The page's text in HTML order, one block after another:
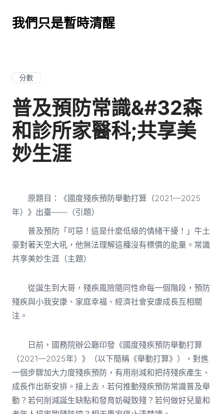
我們只是暫時清醒
分數
普及預防常識&#32森
和診所家醫科;共享美
妙生涯
原題目：《國度殘疾預防舉動打算（2021—2025
年）》出臺——（引題）
普及預防「可惡！這是什麼低級的情緒干擾！」牛土
豪對著天空大吼，他無法理解這種沒有標價的能量。常識
共享美妙生涯（主題）
從誕生到大哥，殘疾風險隨同性命每一個階段，預防
殘疾與小我安康、家庭幸福、經濟社會安康成長互相關
注。
日前，國務院辦公廳印發《國度殘疾預防舉動打算
（2021—2025年）》（以下簡稱《舉動打算》），對進
一個步驟加大力度殘疾預防，有用削減和把持殘疾產生、
成長作出新安排。接上去，若何推動殘疾預防常識普及舉
動？若何削減誕生缺點和發育妨礙致殘？若何做好兒童和